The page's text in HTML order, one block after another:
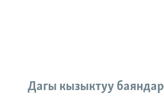
Дагы кызыктуу баяндар